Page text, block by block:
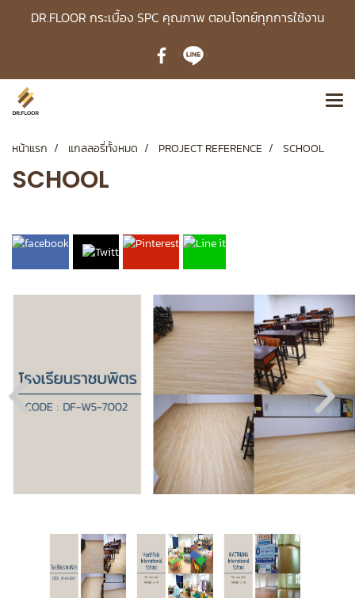
DR.FLOOR กระเบื้อง SPC คุณภาพ ตอบโจทย์ทุกการใช้งาน
หน้าแรก แกลลอรี่ทั้งหมด PROJECT REFERENCE SCHOOL
SCHOOL